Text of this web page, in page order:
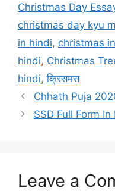
Christmas Day
christmas day kyu
in hindi, christmas
hindi, Christmas
hindi,क्रिसमस
Chhath Puja
SSD Full Form In
Leave a